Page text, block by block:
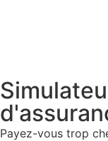
Payez-vous trop